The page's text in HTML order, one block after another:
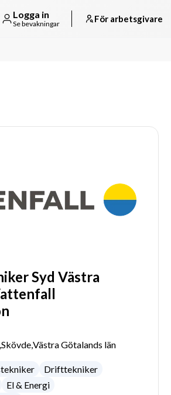
Logga in
Se bevakningar För arbetsgivare
Syd Västra
Skövde,Västra Götalands län
Drifttekniker
El & Energi